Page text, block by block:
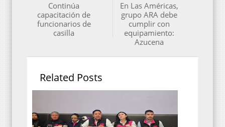
En Las Américas,
grupo ARA debe
cumplir con
equipamiento:
Azucena
Continúa
capacitación de
funcionarios de
casilla
Related Posts